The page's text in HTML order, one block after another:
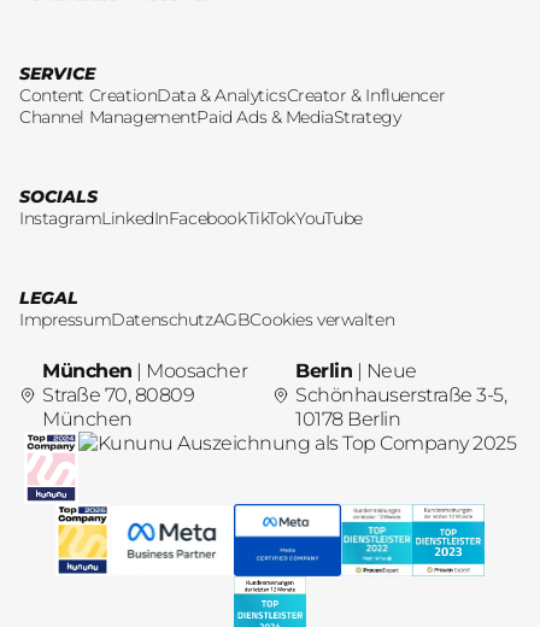
SERVICE
Content CreationData & AnalyticsCreator & Influencer
Channel ManagementPaid Ads & MediaStrategy
SOCIALS
InstagramLinkedInFacebookTikTokYouTube
LEGAL
ImpressumDatenschutzAGBCookies verwalten
München | Moosacher
Straße 70, 80809
München
Berlin | Neue
Schönhauserstraße 3-5,
10178 Berlin